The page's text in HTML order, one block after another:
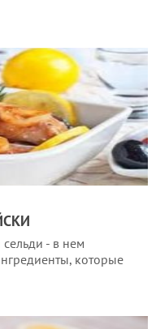
- в нем
которые